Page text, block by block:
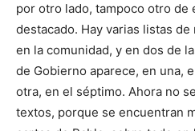
por otro lado, tampoco otro de
destacado. Hay varias listas
en la comunidad, y en dos de
de Gobierno aparece, en una,
otra, en el séptimo. Ahora no
textos, porque se encuentran